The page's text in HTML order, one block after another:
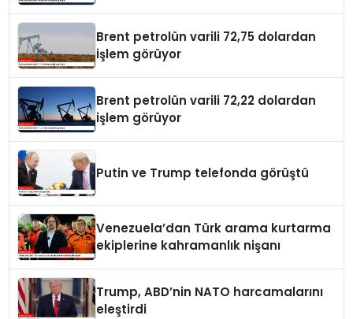
Brent petrolün varili 72,75 dolardan
işlem görüyor
Brent petrolün varili 72,22 dolardan
işlem görüyor
Putin ve Trump telefonda görüştü
Venezuela’dan Türk arama kurtarma
ekiplerine kahramanlık nişanı
Trump, ABD’nin NATO harcamalarını
eleştirdi